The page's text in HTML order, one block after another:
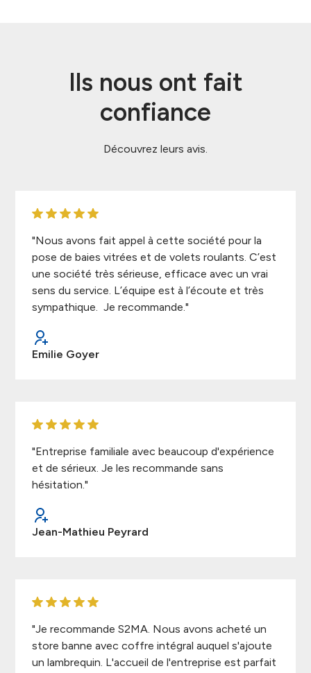
Ils nous ont fait
confiance
Découvrez leurs avis.
"Nous avons fait appel à cette société pour la
pose de baies vitrées et de volets roulants. C’est
une société très sérieuse, efficace avec un vrai
sens du service. L’équipe est à l’écoute et très
sympathique. Je recommande."
Emilie Goyer
"Entreprise familiale avec beaucoup d'expérience
et de sérieux. Je les recommande sans
hésitation."
Jean-Mathieu Peyrard
"Je recommande S2MA. Nous avons acheté un
store banne avec coffre intégral auquel s'ajoute
un lambrequin. L'accueil de l'entreprise est parfait